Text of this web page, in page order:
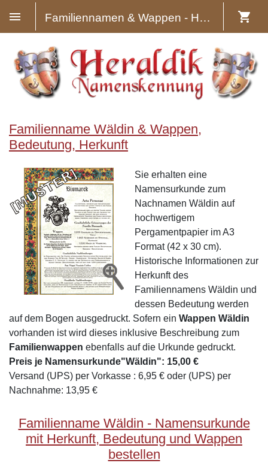
Familiennamen & Wappen - Heraldik
Familienname Wäldin & Wappen,
Bedeutung, Herkunft
Sie erhalten eine
Namensurkunde zum
Nachnamen Wäldin auf
hochwertigem
Pergamentpapier im A3
Format (42 x 30 cm).
Historische Informationen zur
Herkunft des
Familiennamens Wäldin und
dessen Bedeutung werden
auf dem Bogen ausgedruckt. Sofern ein Wappen Wäldin
vorhanden ist wird dieses inklusive Beschreibung zum
Familienwappen ebenfalls auf die Urkunde gedruckt.
Preis je Namensurkunde"Wäldin": 15,00 €
Versand (UPS) per Vorkasse : 6,95 € oder (UPS) per
Nachnahme: 13,95 €
Familienname Wäldin - Namensurkunde
mit Herkunft, Bedeutung und Wappen
bestellen